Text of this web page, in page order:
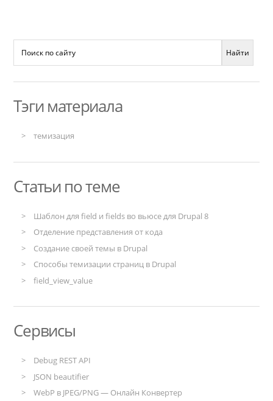
Тэги материала
темизация
Статьи по теме
Шаблон для field и fields во вьюсе для Drupal 8
Отделение представления от кода
Создание своей темы в Drupal
Способы темизации страниц в Drupal
field_view_value
Сервисы
Debug REST API
JSON beautifier
WebP в JPEG/PNG — Онлайн Конвертер